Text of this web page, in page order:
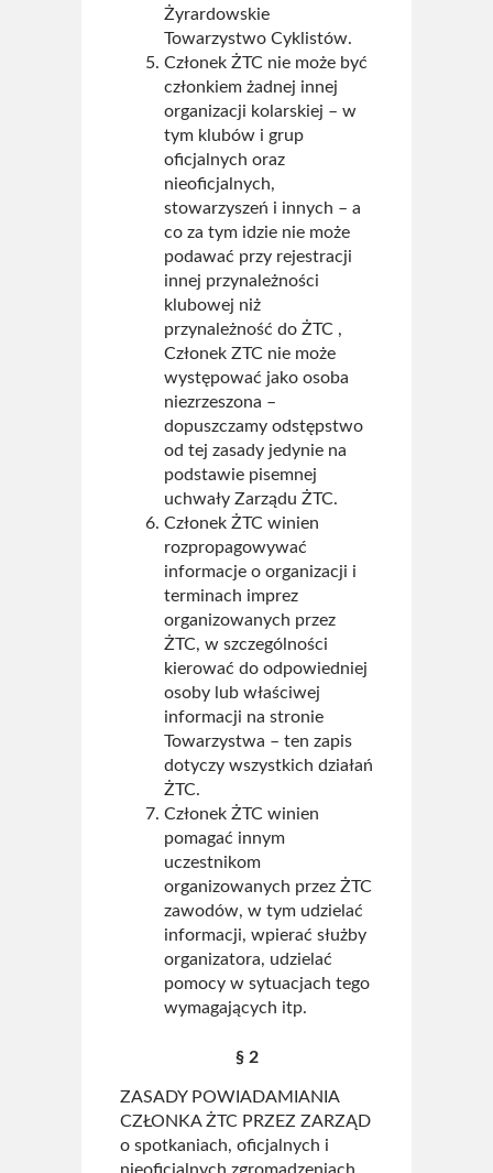
Żyrardowskie
Towarzystwo Cyklistów.
Członek ŻTC nie może być
członkiem żadnej innej
organizacji kolarskiej – w
tym klubów i grup
oficjalnych oraz
nieoficjalnych,
stowarzyszeń i innych – a
co za tym idzie nie może
podawać przy rejestracji
innej przynależności
klubowej niż
przynależność do ŻTC ,
Członek ZTC nie może
występować jako osoba
niezrzeszona –
dopuszczamy odstępstwo
od tej zasady jedynie na
podstawie pisemnej
uchwały Zarządu ŻTC.
Członek ŻTC winien
rozpropagowywać
informacje o organizacji i
terminach imprez
organizowanych przez
ŻTC, w szczególności
kierować do odpowiedniej
osoby lub właściwej
informacji na stronie
Towarzystwa – ten zapis
dotyczy wszystkich działań
ŻTC.
Członek ŻTC winien
pomagać innym
uczestnikom
organizowanych przez ŻTC
zawodów, w tym udzielać
informacji, wpierać służby
organizatora, udzielać
pomocy w sytuacjach tego
wymagających itp.
§ 2
ZASADY POWIADAMIANIA
CZŁONKA ŻTC PRZEZ ZARZĄD
o spotkaniach, oficjalnych i